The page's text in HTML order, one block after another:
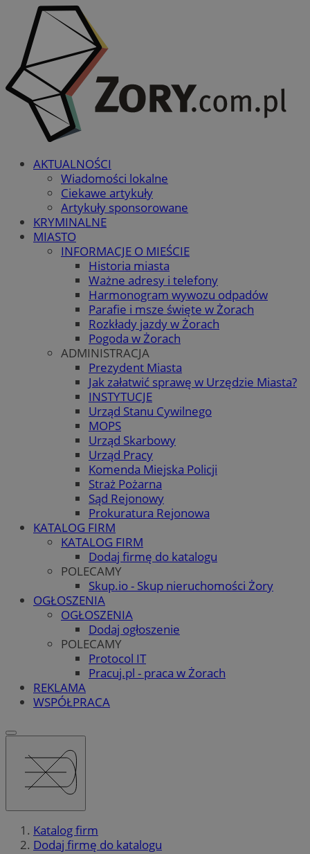
AKTUALNOŚCI
Wiadomości lokalne
Ciekawe artykuły
Artykuły sponsorowane
KRYMINALNE
MIASTO
INFORMACJE O MIEŚCIE
Historia miasta
Ważne adresy i telefony
Harmonogram wywozu odpadów
Parafie i msze święte w Żorach
Rozkłady jazdy w Żorach
Pogoda w Żorach
ADMINISTRACJA
Prezydent Miasta
Jak załatwić sprawę w Urzędzie Miasta?
INSTYTUCJE
Urząd Stanu Cywilnego
MOPS
Urząd Skarbowy
Urząd Pracy
Komenda Miejska Policji
Straż Pożarna
Sąd Rejonowy
Prokuratura Rejonowa
KATALOG FIRM
KATALOG FIRM
Dodaj firmę do katalogu
POLECAMY
Skup.io - Skup nieruchomości Żory
OGŁOSZENIA
OGŁOSZENIA
Dodaj ogłoszenie
POLECAMY
Protocol IT
Pracuj.pl - praca w Żorach
REKLAMA
WSPÓŁPRACA
Katalog firm
Dodaj firmę do katalogu